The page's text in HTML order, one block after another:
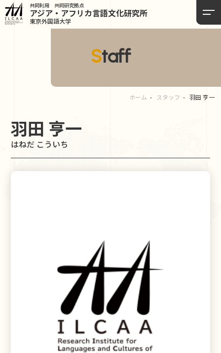
共同利用 共同研究拠点
アジア・アフリカ言語文化研究所
東京外国語大学
Staff
ホーム スタッフ 羽田 亨一
羽田 亨一
はねだ こういち